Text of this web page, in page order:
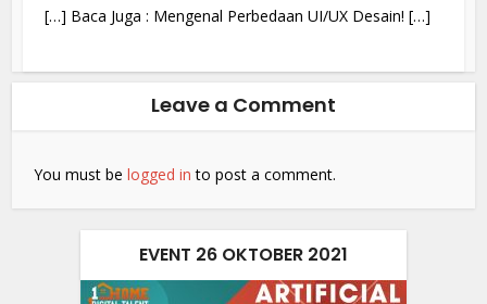
[…] Baca Juga : Mengenal Perbedaan UI/UX Desain! […]
Leave a Comment
You must belogged in to post a comment.
EVENT 26 OKTOBER 2021